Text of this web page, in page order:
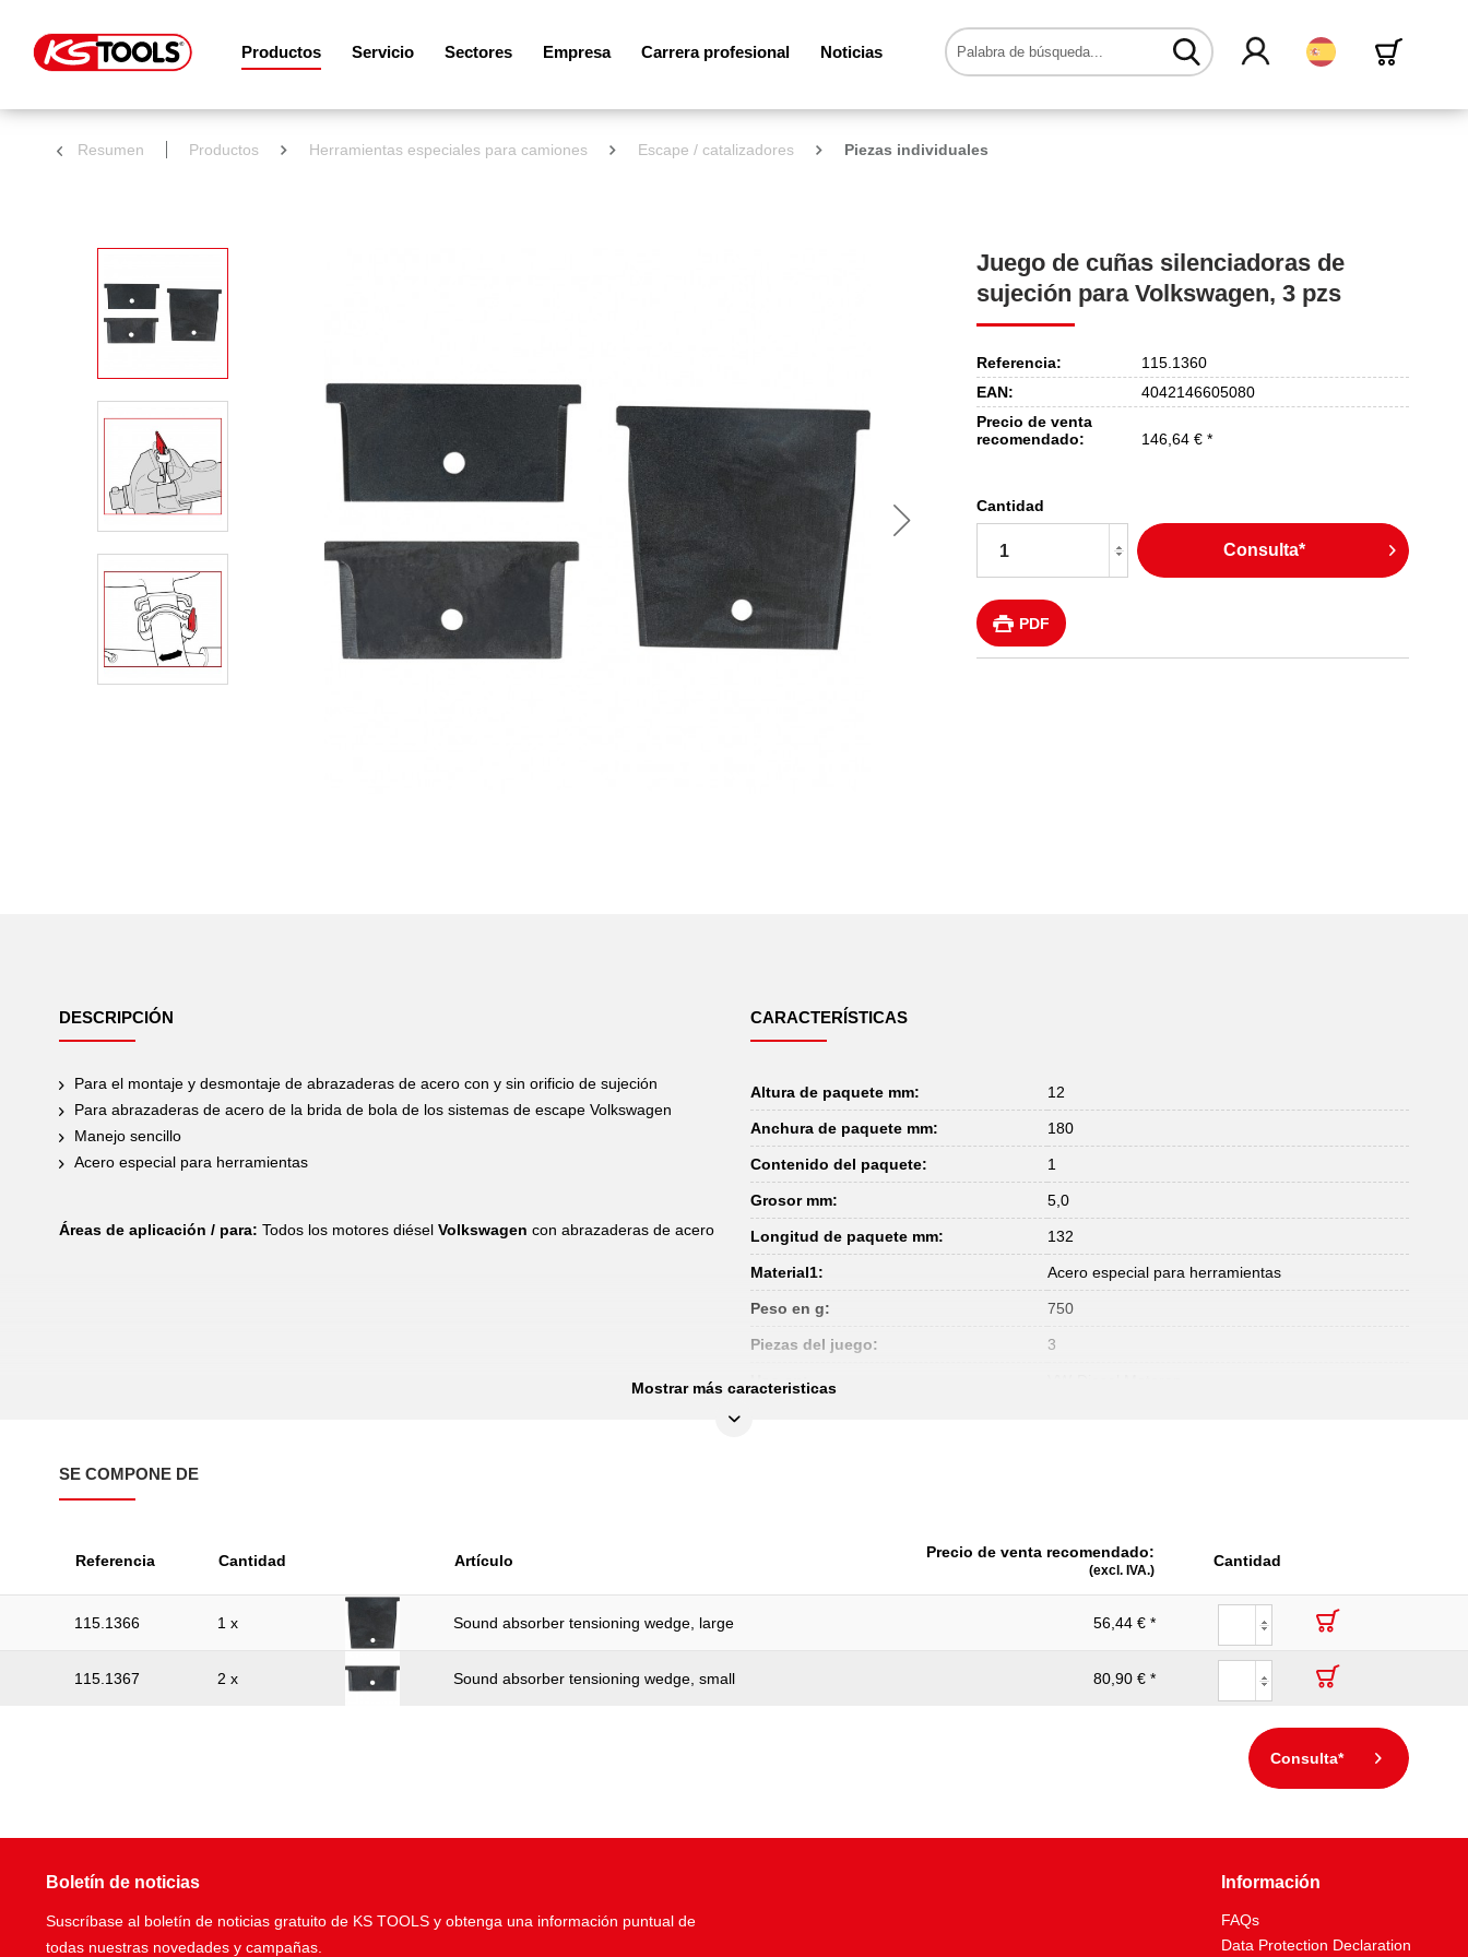
Productos Servicio Sectores Empresa Carrera profesional Noticias Español
Resumen Productos Herramientas especiales para camiones Escape / catalizadores Piezas individuales
Juego de cuñas silenciadoras de
sujeción para Volkswagen, 3 pzs
Referencia:
115.1360
EAN:
4042146605080
Precio de venta
recomendado:
146,64 € *
Cantidad
Consulta*
PDF
DESCRIPCIÓN
Para el montaje y desmontaje de abrazaderas de acero con y sin orificio de sujeción
Para abrazaderas de acero de la brida de bola de los sistemas de escape Volkswagen
Manejo sencillo
Acero especial para herramientas
Áreas de aplicación / para: Todos los motores diésel Volkswagen con abrazaderas de acero
CARACTERÍSTICAS
Altura de paquete mm: 12
Anchura de paquete mm: 180
Contenido del paquete: 1
Grosor mm: 5,0
Longitud de paquete mm: 132
Material1: Acero especial para herramientas
Peso en g: 750
Piezas del juego: 3
Uso en:
Mostrar más caracteristicas
SE COMPONE DE
Referencia Cantidad Artículo Precio de venta recomendado:
(excl. IVA.)
Cantidad
115.1366 1 x Sound absorber tensioning wedge, large 56,44 € *
115.1367 2 x Sound absorber tensioning wedge, small 80,90 € *
Consulta*
Boletín de noticias
Suscríbase al boletín de noticias gratuito de KS TOOLS y obtenga una información puntual de
todas nuestras novedades y campañas.
Información
FAQs
Data Protection Declaration